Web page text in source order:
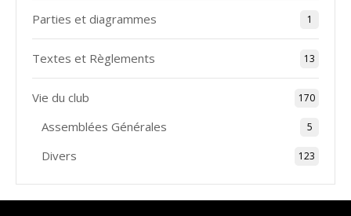
Parties et diagrammes 1
Textes et Règlements 13
Vie du club 170
Assemblées Générales 5
Divers 123